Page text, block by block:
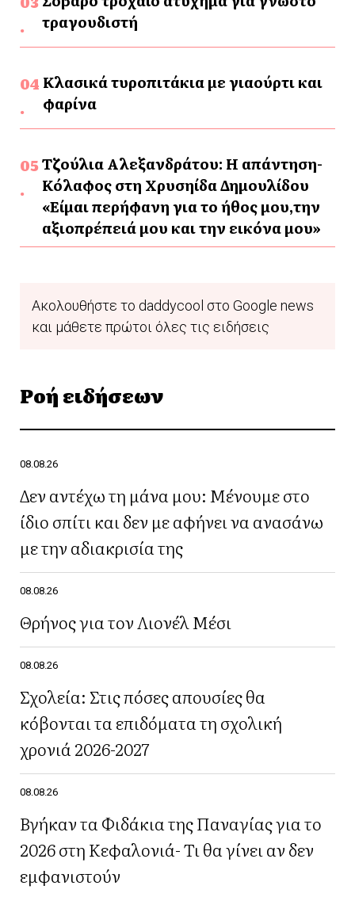
τραγουδιστή
Κλασικά τυροπιτάκια με γιαούρτι και
φαρίνα
Τζούλια Αλεξανδράτου: Η απάντηση-
Κόλαφος στη Χρυσηίδα Δημουλίδου
«Είμαι περήφανη για το ήθος μου,την
αξιοπρέπειά μου και την εικόνα μου»
Ακολουθήστε το daddycool στο Google news
και μάθετε πρώτοι όλες τις ειδήσεις
Ροή ειδήσεων
08.08.26
Δεν αντέχω τη μάνα μου: Μένουμε στο
ίδιο σπίτι και δεν με αφήνει να ανασάνω
με την αδιακρισία της
08.08.26
Θρήνος για τον Λιονέλ Μέσι
08.08.26
Σχολεία: Στις πόσες απουσίες θα
κόβονται τα επιδόματα τη σχολική
χρονιά 2026-2027
08.08.26
Βγήκαν τα Φιδάκια της Παναγίας για το
2026 στη Κεφαλονιά- Τι θα γίνει αν δεν
εμφανιστούν